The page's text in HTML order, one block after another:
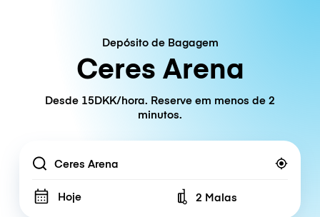
Depósito de Bagagem
Ceres Arena
Desde 15DKK/hora. Reserve em menos de 2
minutos.
Location
Hoje Number of bags
2 Malas